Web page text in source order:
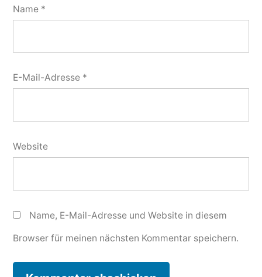
Name *
E-Mail-Adresse *
Website
Name, E-Mail-Adresse und Website in diesem
Browser für meinen nächsten Kommentar speichern.